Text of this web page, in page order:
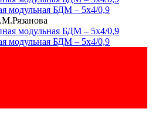
модульная БДМ – 5х4/0,9
модульная БДМ – 5х4/0,9